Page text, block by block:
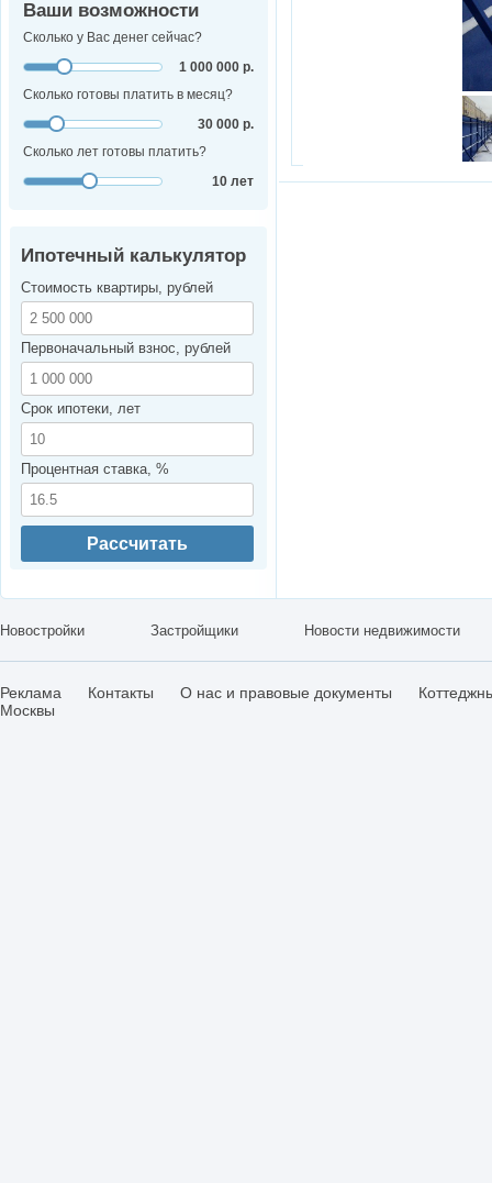
Ваши возможности
Сколько у Вас денег сейчас?
1 000 000 р.
Сколько готовы платить в месяц?
30 000 р.
Сколько лет готовы платить?
10 лет
Ипотечный калькулятор
Стоимость квартиры, рублей
Первоначальный взнос, рублей
Срок ипотеки, лет
Процентная ставка, %
Рассчитать
Новостройки Застройщики Новости недвижимости
Реклама Контакты О нас и правовые документы
Москвы